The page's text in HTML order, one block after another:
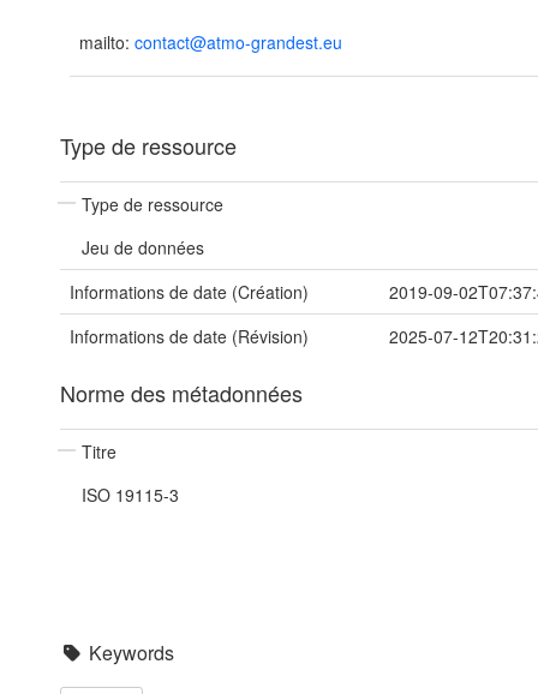
mailto: contact@atmo-grandest.eu
Type de ressource
Type de ressource
Jeu de données
Informations de date (Création)
2019-09-
Informations de date (Révision)
2025-07-
Norme des métadonnées
Titre
ISO 19115-3
Keywords